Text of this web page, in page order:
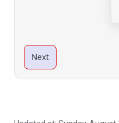
Next